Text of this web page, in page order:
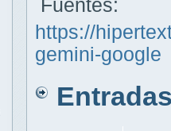
Fuentes:
https://
gemini-google
Entradas